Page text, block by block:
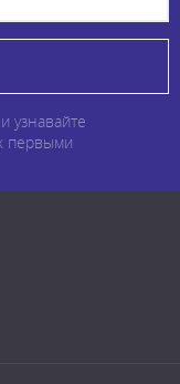
узнавайте
первыми